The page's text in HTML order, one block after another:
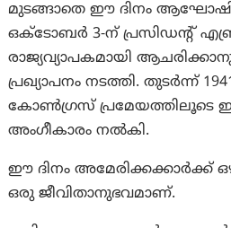
മുടങ്ങാതെ ഈ ദിനം
ഒക്ടോബർ 3-ന് പ്രസിഡന്റ്
രാജ്യവ്യാപകമായി
പ്രഖ്യാപനം നടത്തി. തുടർന്ന്
കോൺഗ്രസ് പ്രമേയത്തിലൂടെ
അംഗീകാരം നൽകി.
ഈ ദിനം അമേരിക്കക്കാർക്ക്
ഒരു ജീവിതാനുഭവമാണ്.